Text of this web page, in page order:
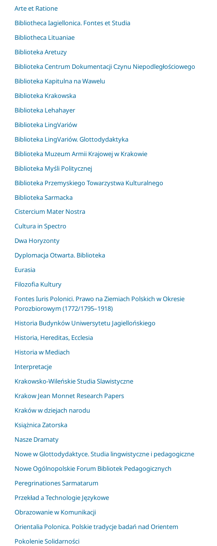
Arte et Ratione
Bibliotheca Iagiellonica. Fontes et Studia
Bibliotheca Lituaniae
Biblioteka Aretuzy
Biblioteka Centrum Dokumentacji Czynu Niepodległościowego
Biblioteka Kapitulna na Wawelu
Biblioteka Krakowska
Biblioteka Lehahayer
Biblioteka LingVariów
Biblioteka LingVariów. Glottodydaktyka
Biblioteka Muzeum Armii Krajowej w Krakowie
Biblioteka Myśli Politycznej
Biblioteka Przemyskiego Towarzystwa Kulturalnego
Biblioteka Sarmacka
Cistercium Mater Nostra
Cultura in Spectro
Dwa Horyzonty
Dyplomacja Otwarta. Biblioteka
Eurasia
Filozofia Kultury
Fontes Iuris Polonici. Prawo na Ziemiach Polskich w Okresie
Porozbiorowym (1772/1795–1918)
Historia Budynków Uniwersytetu Jagiellońskiego
Historia, Hereditas, Ecclesia
Historia w Mediach
Interpretacje
Krakowsko-Wileńskie Studia Slawistyczne
Krakow Jean Monnet Research Papers
Kraków w dziejach narodu
Książnica Zatorska
Nasze Dramaty
Nowe w Glottodydaktyce. Studia lingwistyczne i pedagogiczne
Nowe Ogólnopolskie Forum Bibliotek Pedagogicznych
Peregrinationes Sarmatarum
Przekład a Technologie Językowe
Obrazowanie w Komunikacji
Orientalia Polonica. Polskie tradycje badań nad Orientem
Pokolenie Solidarności